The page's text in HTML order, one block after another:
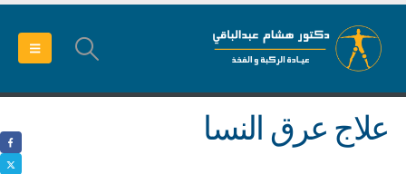
علاج عرق النسا